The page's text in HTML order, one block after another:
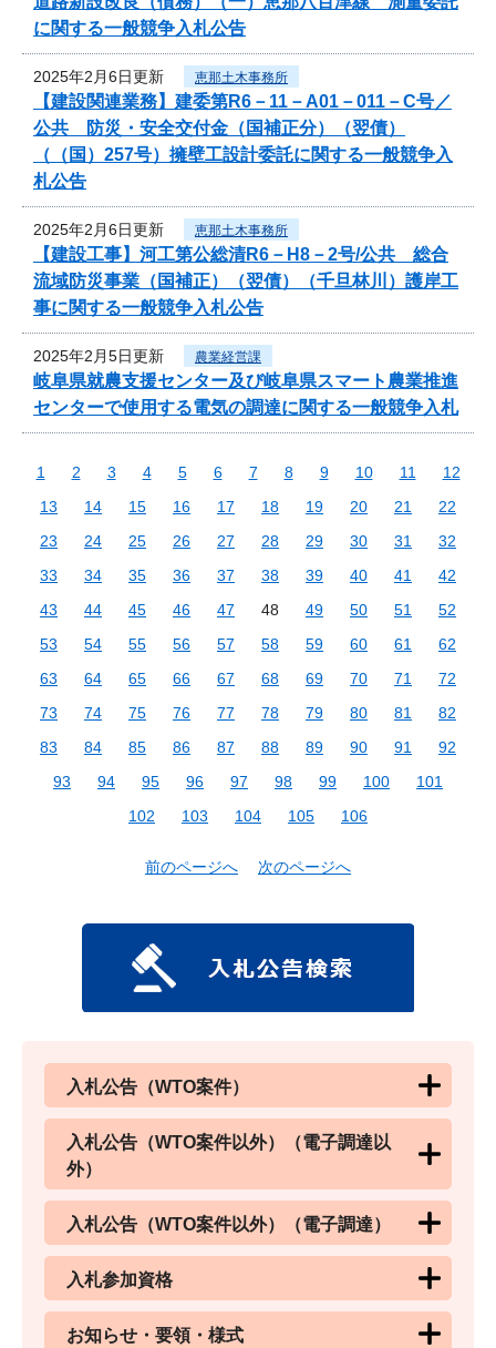
に関する一般競争入札公告
2025年2月6日更新 恵那土木事務所
【建設関連業務】建委第R6－11－A01－011－C号／
公共 防災・安全交付金（国補正分）（翌債）
（（国）257号）擁壁工設計委託に関する一般競争入
札公告
2025年2月6日更新 恵那土木事務所
【建設工事】河工第公総清R6－H8－2号/公共 総合
流域防災事業（国補正）（翌債）（千旦林川）護岸工
事に関する一般競争入札公告
2025年2月5日更新 農業経営課
岐阜県就農支援センター及び岐阜県スマート農業推進
センターで使用する電気の調達に関する一般競争入札
1 2 3 4 5 6 7 8 9 10 11
12
13
14 15 16 17 18 19 20 21
22
23
24 25 26 27 28 29 30 31
32
33
34 35 36 37 38 39 40 41
42
43
44 45 46 47 48 49 50 51
52
53
54 55 56 57 58 59 60 61
62
63
64 65 66 67 68 69 70 71
72
73
74 75 76 77 78 79 80 81
82
83
84 85 86 87 88 89 90 91
92
93
94 95 96 97 98 99 100
101
102
103 104 105 106
前のページへ 次のページへ
入札公告（WTO案件）
入札公告（WTO案件以外）（電子調達以
外）
入札公告（WTO案件以外）（電子調達）
入札参加資格
お知らせ・要領・様式